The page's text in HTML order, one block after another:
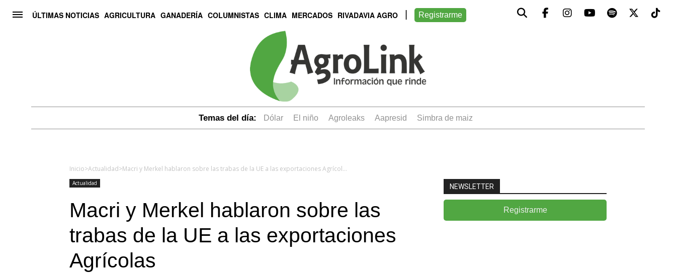
ÚLTIMAS NOTICIAS AGRICULTURA GANADERÍA COLUMNISTAS CLIMA MERCADOS RIVADAVIA AGRO Registrarme
Temas del día: dólar el niño Agroleaks aapresid simbra de maiz
Inicio>Actualidad> Macri y Merkel hablaron sobre las trabas de la UE a las exportaciones Agrícolas
Actualidad
Macri y Merkel hablaron sobre las
trabas de la UE a las exportaciones
Agrícolas
NEWSLETTER
Registrarme